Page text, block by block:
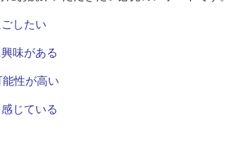
したい
味がある
性が高い
じている